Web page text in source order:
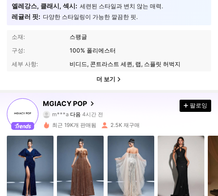
엘레강스, 클래시, 섹시: 세련된 스타일과 변치 않는 매력.
레귤러 핏: 다양한 스타일링이 가능한 깔끔한 핏.
소재:
스팽글
구성:
100% 폴리에스터
세부 사항:
비디드, 콘트라스트 세퀸, 랩, 스플릿 허벅지
더 보기
MGIACY POP
4.79
20K 팔로워
다음
5***6가 탐색 중입니다
4.79 20K 팔로워
20K 팔로워
20K 팔로워
4.79 20K 팔로워
팔로잉
최근 19K개 판매됨 2.5K 재구매